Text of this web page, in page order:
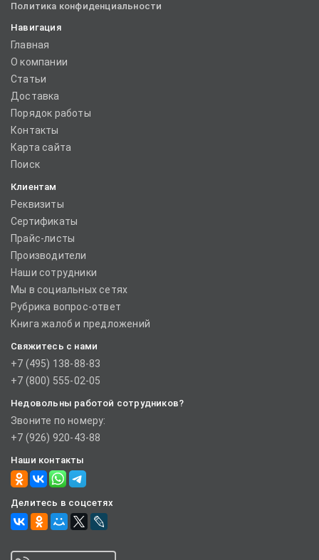
Политика конфиденциальности
Навигация
Главная
О компании
Статьи
Доставка
Порядок работы
Контакты
Карта сайта
Поиск
Клиентам
Реквизиты
Сертификаты
Прайс-листы
Производители
Наши сотрудники
Мы в социальных сетях
Рубрика вопрос-ответ
Книга жалоб и предложений
Свяжитесь с нами
+7 (495) 138-88-83
+7 (800) 555-02-05
Недовольны работой сотрудников?
Звоните по номеру:
+7 (926) 920-43-88
Наши контакты
Делитесь в соцсетях